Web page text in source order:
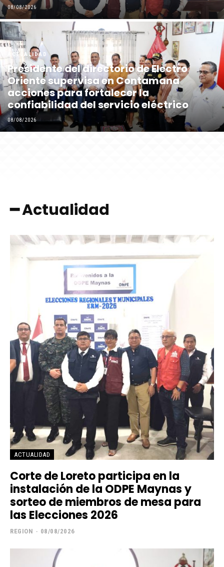
08/08/2026
ACTUALIDAD
Presidente del directorio de Electro
Oriente supervisa en Contamana
acciones para fortalecer la
confiabilidad del servicio eléctrico
08/08/2026
━ Actualidad
ACTUALIDAD
Corte de Loreto participa en la
instalación de la ODPE Maynas y
sorteo de miembros de mesa para
las Elecciones 2026
REGION - 08/08/2026